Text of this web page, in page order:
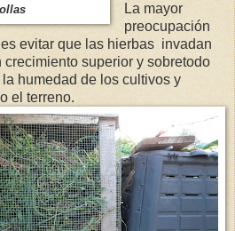
La mayor
preocupación
evitar que las hierbas invadan
superior y sobretodo
humedad de los cultivos y
el terreno.